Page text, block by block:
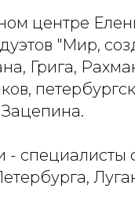
центре
дуэтов "Мир,
Грига,
-